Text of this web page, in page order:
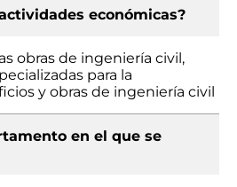
económicas?
obras de ingeniería civil,
para la
y obras de ingeniería civil
en el que se